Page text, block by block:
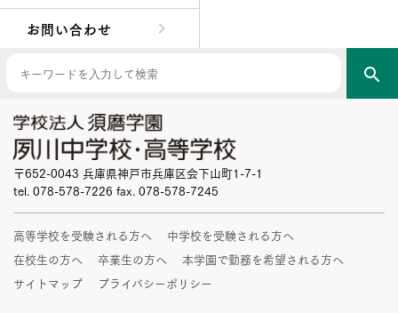
お問い合わせ
search
〒652-0043 兵庫県神戸市兵庫区会下山町1-7-1
tel. 078-578-7226 fax. 078-578-7245
高等学校を受験される方へ
中学校を受験される方へ
在校生の方へ
卒業生の方へ
本学園で勤務を希望される方へ
サイトマップ
プライバシーポリシー